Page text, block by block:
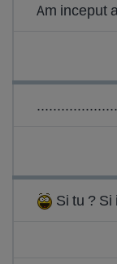
Am inceput
Si tu ? Si